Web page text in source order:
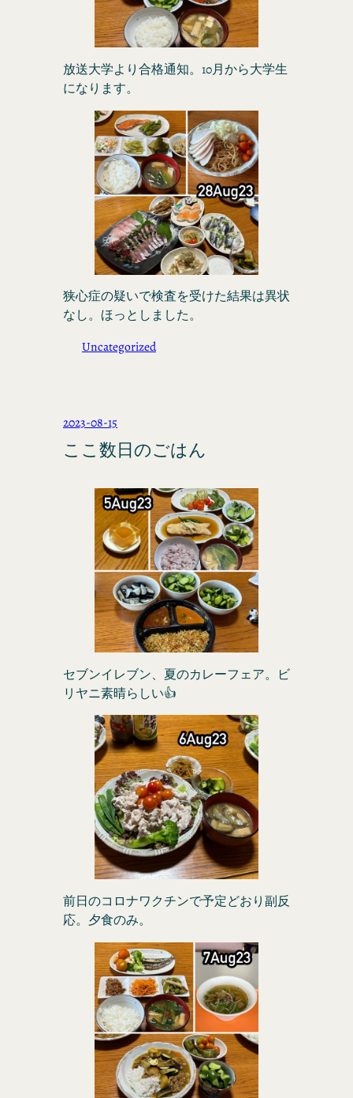
放送大学より合格通知。10月から大学生
になります。
狭心症の疑いで検査を受けた結果は異状
なし。ほっとしました。
Uncategorized
2023-08-15
ここ数日のごはん
セブンイレブン、夏のカレーフェア。ビ
リヤニ素晴らしい👍
前日のコロナワクチンで予定どおり副反
応。夕食のみ。